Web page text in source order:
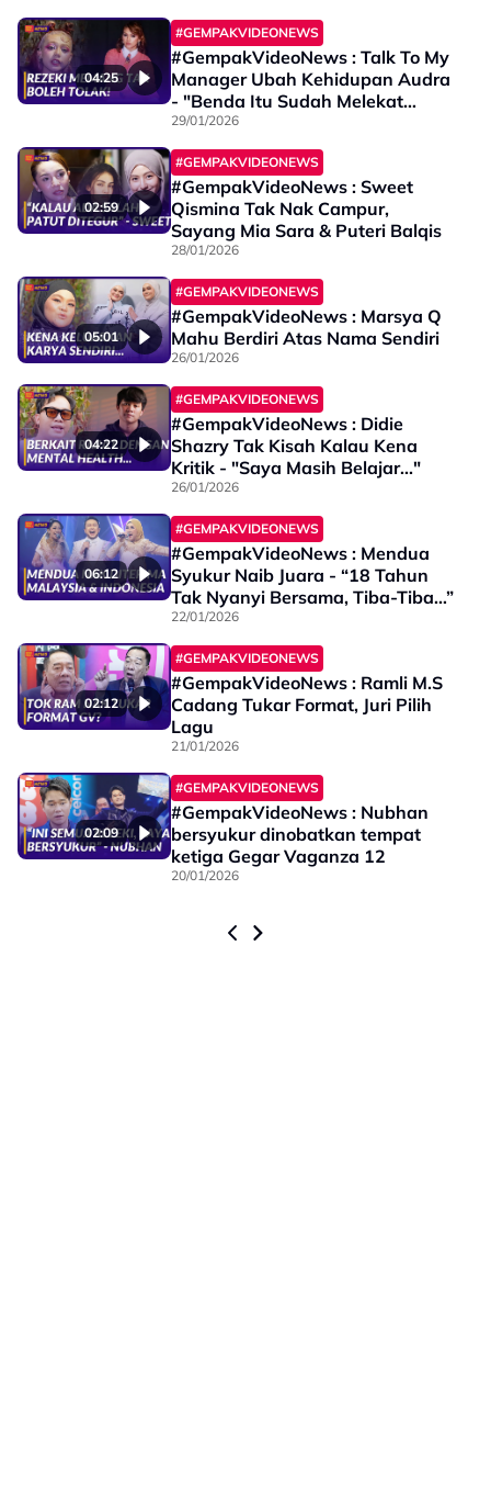
04:25
#GEMPAKVIDEONEWS
#GempakVideoNews : Talk To My
Manager Ubah Kehidupan Audra
- "Benda Itu Sudah Melekat
Sejak..."
29/01/2026
02:59
#GEMPAKVIDEONEWS
#GempakVideoNews : Sweet
Qismina Tak Nak Campur,
Sayang Mia Sara & Puteri Balqis
28/01/2026
05:01
#GEMPAKVIDEONEWS
#GempakVideoNews : Marsya Q
Mahu Berdiri Atas Nama Sendiri
26/01/2026
04:22
#GEMPAKVIDEONEWS
#GempakVideoNews : Didie
Shazry Tak Kisah Kalau Kena
Kritik - "Saya Masih Belajar..."
26/01/2026
06:12
#GEMPAKVIDEONEWS
#GempakVideoNews : Mendua
Syukur Naib Juara - “18 Tahun
Tak Nyanyi Bersama, Tiba-Tiba…”
22/01/2026
02:12
#GEMPAKVIDEONEWS
#GempakVideoNews : Ramli M.S
Cadang Tukar Format, Juri Pilih
Lagu
21/01/2026
02:09
#GEMPAKVIDEONEWS
#GempakVideoNews : Nubhan
bersyukur dinobatkan tempat
ketiga Gegar Vaganza 12
20/01/2026